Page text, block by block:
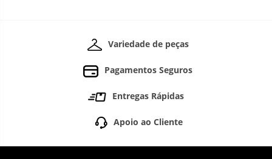
Variedade de peças
Pagamentos Seguros
Entregas Rápidas
Apoio ao Cliente